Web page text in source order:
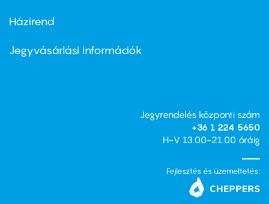
Footer
second
Házirend
Jegyvásárlási információk
Jegyrendelés központi szám
+36 1 224 5650
H-V 13.00-21.00 óráig
Fejlesztés és üzemeltetés: